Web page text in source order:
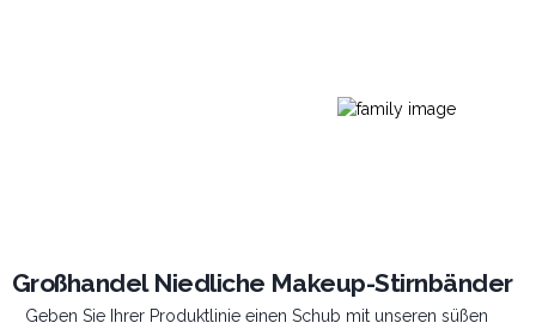
Großhandel Niedliche Makeup-Stirnbänder
Geben Sie Ihrer Produktlinie einen Schub mit unseren süßen